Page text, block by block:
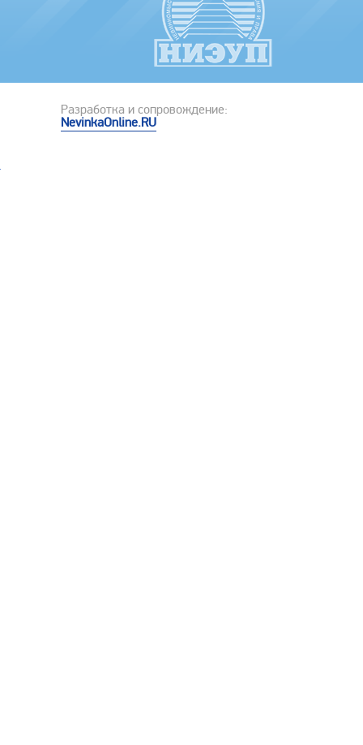
Разработка и сопровождение:
NevinkaOnline.RU